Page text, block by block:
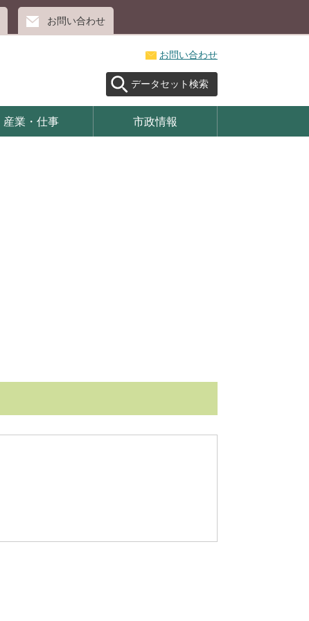
お問い合わせ
お問い合わせ
データセット検索
産業・仕事 市政情報